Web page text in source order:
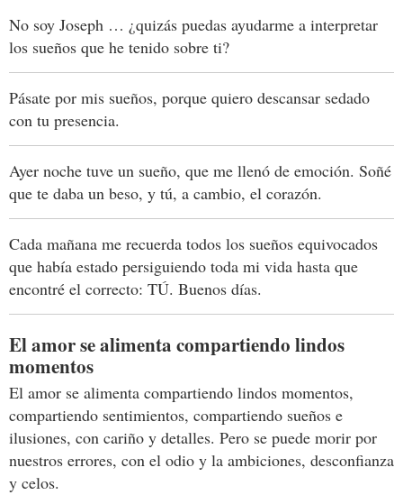
No soy Joseph … ¿quizás puedas ayudarme a interpretar
los sueños que he tenido sobre ti?
Pásate por mis sueños, porque quiero descansar sedado
con tu presencia.
Ayer noche tuve un sueño, que me llenó de emoción. Soñé
que te daba un beso, y tú, a cambio, el corazón.
Cada mañana me recuerda todos los sueños equivocados
que había estado persiguiendo toda mi vida hasta que
encontré el correcto: TÚ. Buenos días.
El amor se alimenta compartiendo lindos
momentos
El amor se alimenta compartiendo lindos momentos,
compartiendo sentimientos, compartiendo sueños e
ilusiones, con cariño y detalles. Pero se puede morir por
nuestros errores, con el odio y la ambiciones, desconfianza
y celos.